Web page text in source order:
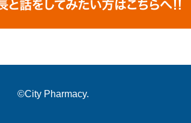
©City Pharmacy.